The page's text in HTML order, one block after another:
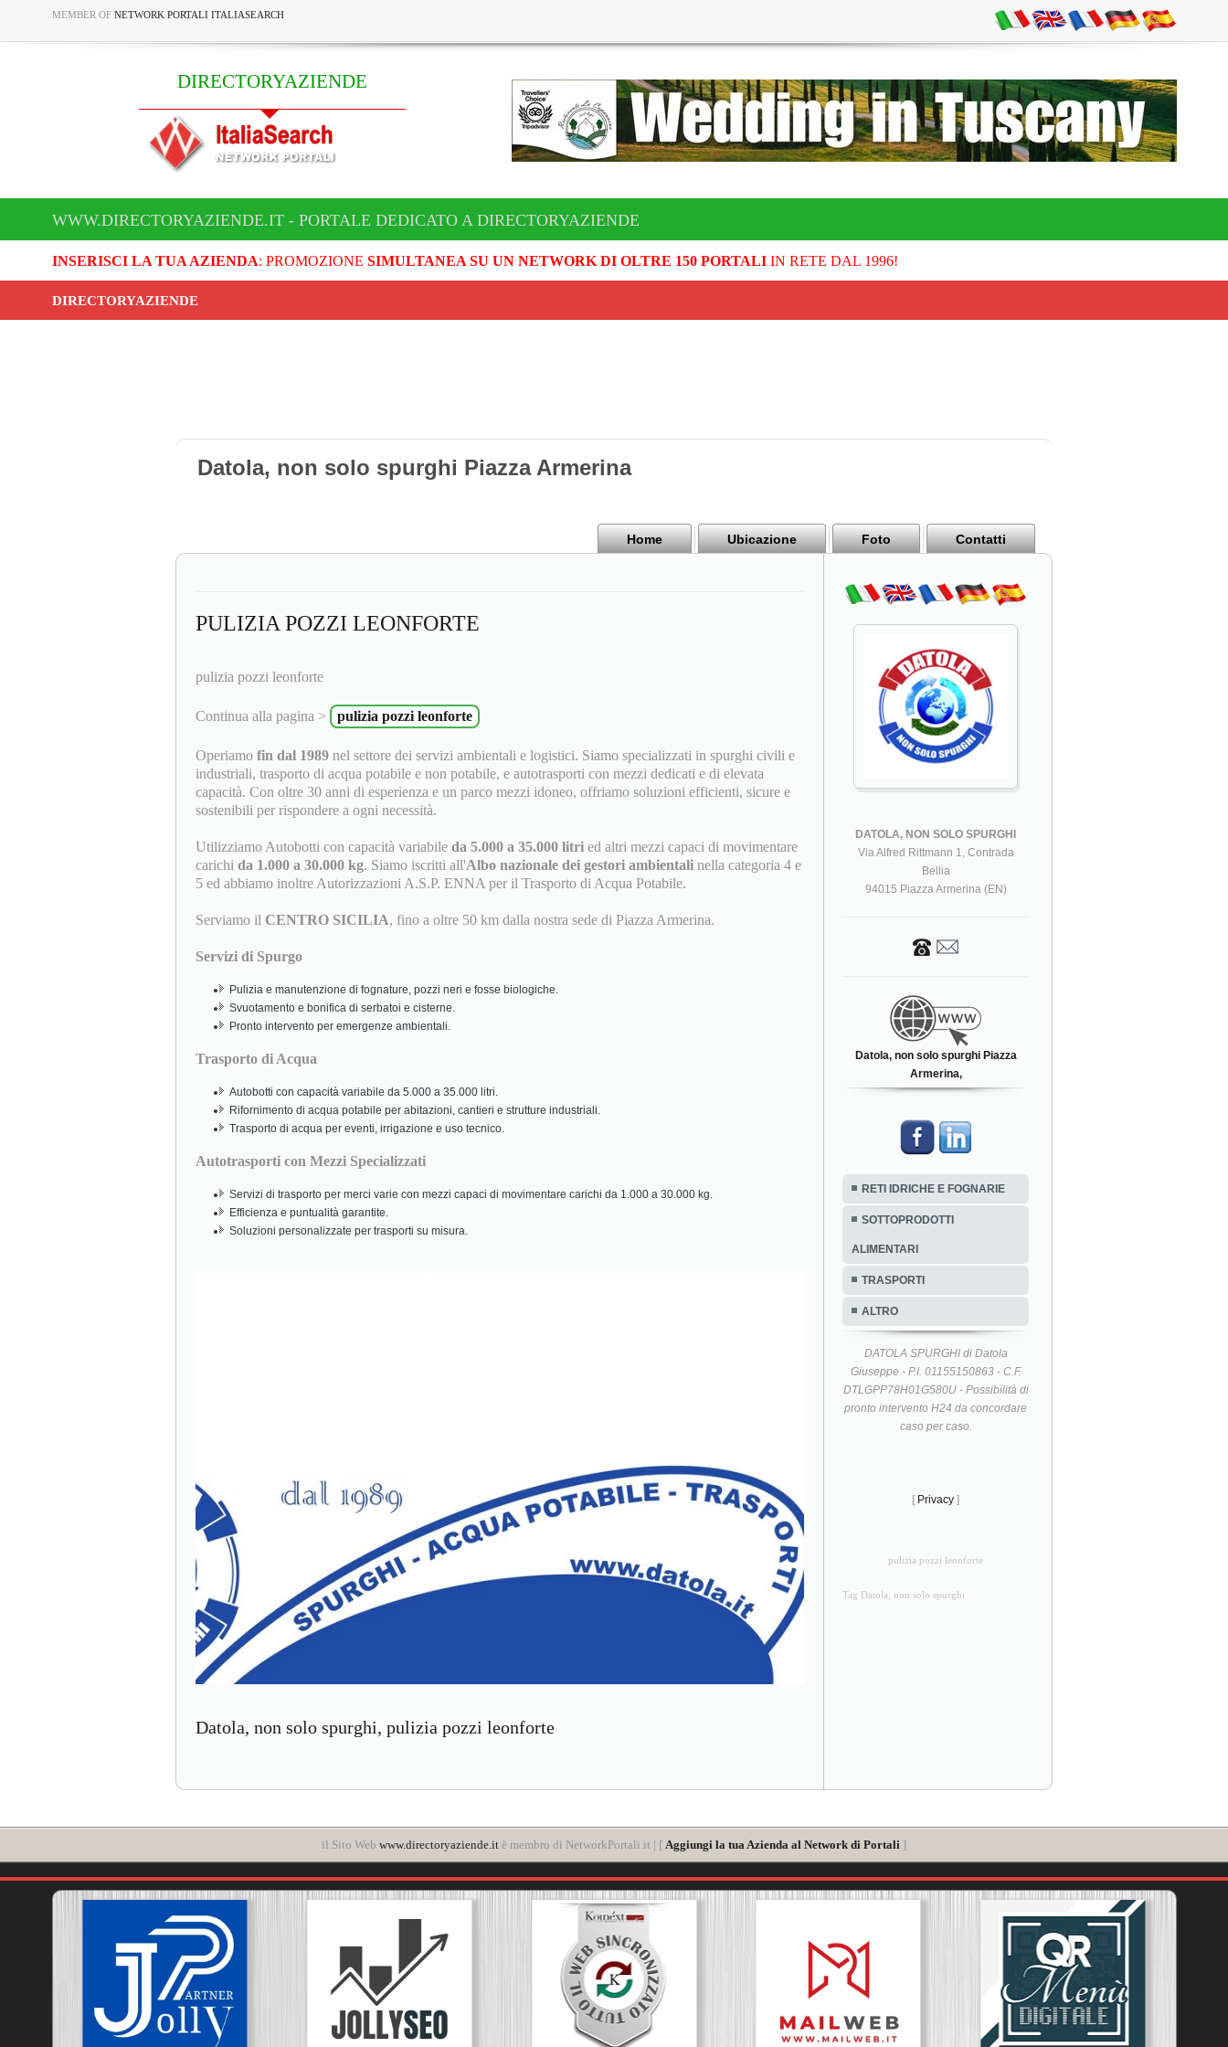
MEMBER OF NETWORK PORTALI ITALIASEARCH
DIRECTORYAZIENDE
WWW.DIRECTORYAZIENDE.IT - PORTALE DEDICATO A DIRECTORYAZIENDE
INSERISCI LA TUA AZIENDA: PROMOZIONE SIMULTANEA SU UN NETWORK DI OLTRE 150 PORTALIIN RETE DAL 1996!
DIRECTORYAZIENDE
Datola, non solo spurghi Piazza Armerina
Home Ubicazione Foto Contatti
PULIZIA POZZI LEONFORTE
pulizia pozzi leonforte
Continua alla pagina > pulizia pozzi leonforte
Operiamo fin dal 1989 nel settore dei servizi ambientali e logistici. Siamo specializzati in spurghi civili e
industriali, trasporto di acqua potabile e non potabile, e autotrasporti con mezzi dedicati e di elevata
capacità. Con oltre 30 anni di esperienza e un parco mezzi idoneo, offriamo soluzioni efficienti, sicure e
sostenibili per rispondere a ogni necessità.
Utilizziamo Autobotti con capacità variabile da 5.000 a 35.000 litri ed altri mezzi capaci di movimentare
carichi da 1.000 a 30.000 kg. Siamo iscritti all'Albo nazionale dei gestori ambientali nella categoria 4 e
5 ed abbiamo inoltre Autorizzazioni A.S.P. ENNA per il Trasporto di Acqua Potabile.
Serviamo il CENTRO SICILIA, fino a oltre 50 km dalla nostra sede di Piazza Armerina.
Servizi di Spurgo
Pulizia e manutenzione di fognature, pozzi neri e fosse biologiche.
Svuotamento e bonifica di serbatoi e cisterne.
Pronto intervento per emergenze ambientali.
Trasporto di Acqua
Autobotti con capacità variabile da 5.000 a 35.000 litri.
Rifornimento di acqua potabile per abitazioni, cantieri e strutture industriali.
Trasporto di acqua per eventi, irrigazione e uso tecnico.
Autotrasporti con Mezzi Specializzati
Servizi di trasporto per merci varie con mezzi capaci di movimentare carichi da 1.000 a 30.000 kg.
Efficienza e puntualità garantite.
Soluzioni personalizzate per trasporti su misura.
Datola, non solo spurghi, pulizia pozzi leonforte
DATOLA, NON SOLO SPURGHI
Via Alfred Rittmann 1, Contrada
Bellia
94015 Piazza Armerina (EN)
Datola, non solo spurghi Piazza
Armerina,
RETI IDRICHE E FOGNARIE
SOTTOPRODOTTI
ALIMENTARI
TRASPORTI
ALTRO
DATOLA SPURGHI di Datola
Giuseppe - P.I. 01155150863 - C.F.
DTLGPP78H01G580U - Possibilità di
pronto intervento H24 da concordare
caso per caso.
[ Privacy ]
pulizia pozzi leonforte
Tag Datola, non solo spurghi
il Sito Web www.directoryaziende.it è membro di NetworkPortali.it | [ Aggiungi la tua Azienda al Network di Portali ]